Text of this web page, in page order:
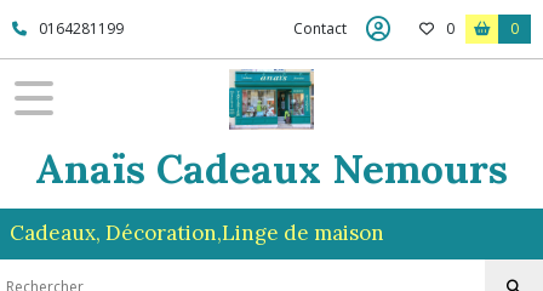
0164281199 Contact 0 0
Anaïs Cadeaux Nemours
Cadeaux, Décoration,Linge de maison